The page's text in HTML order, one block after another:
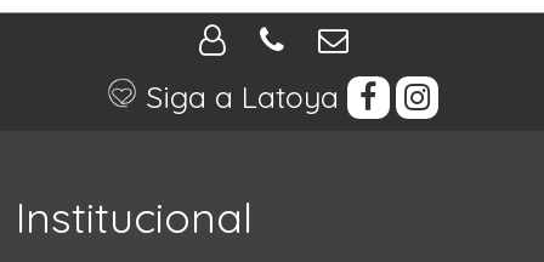
Siga a Latoya
Institucional